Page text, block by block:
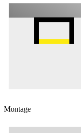
Montage